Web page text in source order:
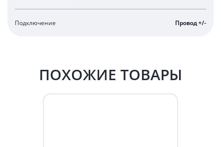
Подключение Провод +/-
ПОХОЖИЕ ТОВАРЫ